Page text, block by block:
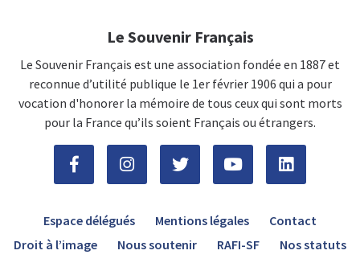
Le Souvenir Français
Le Souvenir Français est une association fondée en 1887 et
reconnue d’utilité publique le 1er février 1906 qui a pour
vocation d'honorer la mémoire de tous ceux qui sont morts
pour la France qu’ils soient Français ou étrangers.
Espace délégués Mentions légales
Contact
Droit à l’image
Nous soutenir RAFI-SF Nos statuts